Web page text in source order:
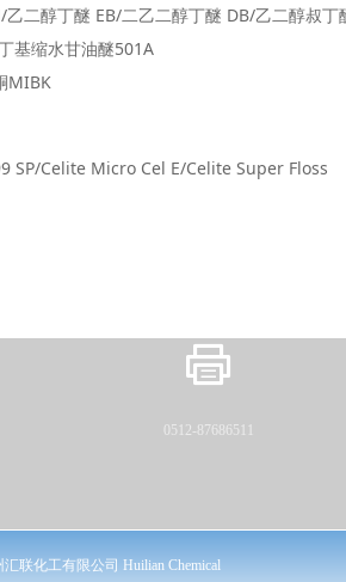
二醇丁醚 EB/二乙二醇丁醚 DB/乙二醇叔丁
基缩水甘油醚501A
MIBK
SP/Celite Micro Cel E/Celite Super Floss
0512-87686511
汇联化工有限公司 Huilian Chemical